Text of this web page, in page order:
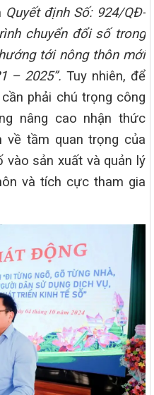
Quyết định Số: 924/QĐ-
chuyển đổi số trong
tới nông thôn mới
– 2025”.Tuy nhiên, để
phải chú trọng công
nâng cao nhận thức
về tầm quan trọng của
vào sản xuất và quản lý
và tích cực tham gia